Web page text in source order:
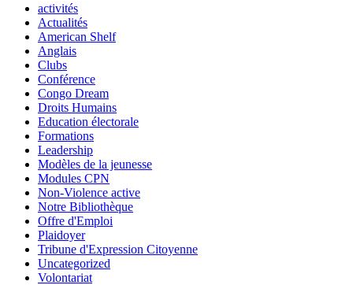
activités
Actualités
American Shelf
Anglais
Clubs
Conférence
Congo Dream
Droits Humains
Education électorale
Formations
Leadership
Modèles de la jeunesse
Modules CPN
Non-Violence active
Notre Bibliothèque
Offre d'Emploi
Plaidoyer
Tribune d'Expression Citoyenne
Uncategorized
Volontariat